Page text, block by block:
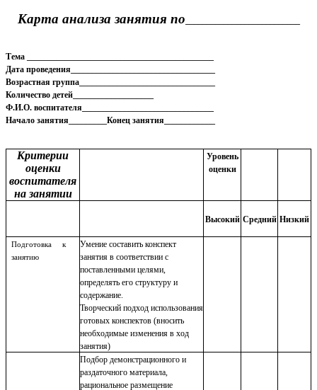
Карта анализа занятия по
Тема ____________________________________________
Дата проведения__________________________________
Возрастная группа________________________________
Количество детей___________________
Ф.И.О. воспитателя_______________________________
Начало занятия_________Конец занятия____________
Критерии
оценки
воспитателя
на занятии
Уровень
оценки
Высокий Средний Низкий
Подготовка к
занятию
Умение составить конспект
занятия в соответствии с
поставленными целями,
определять его структуру и
содержание.
Творческий подход использования
готовых конспектов (вносить
необходимые изменения в ход
занятия)
Подбор демонстрационного и
раздаточного материала,
рациональное размещение